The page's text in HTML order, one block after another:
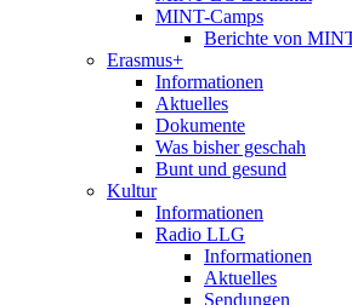
MINT-Camps
Berichte von
Erasmus+
Informationen
Aktuelles
Dokumente
Was bisher geschah
Bunt und gesund
Kultur
Informationen
Radio LLG
Informationen
Aktuelles
Sendungen